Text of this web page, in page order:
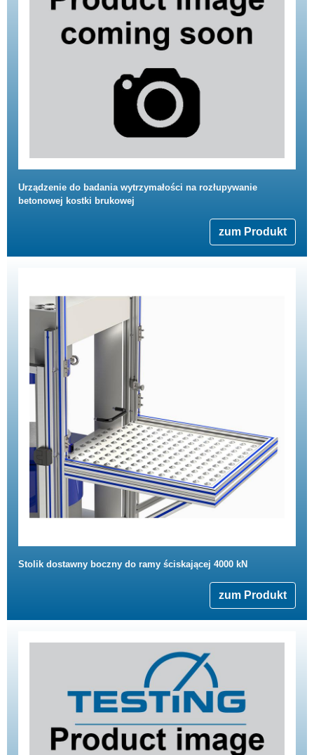
Urządzenie do badania wytrzymałości na rozłupywanie
betonowej kostki brukowej
zum Produkt
Stolik dostawny boczny do ramy ściskającej 4000 kN
zum Produkt